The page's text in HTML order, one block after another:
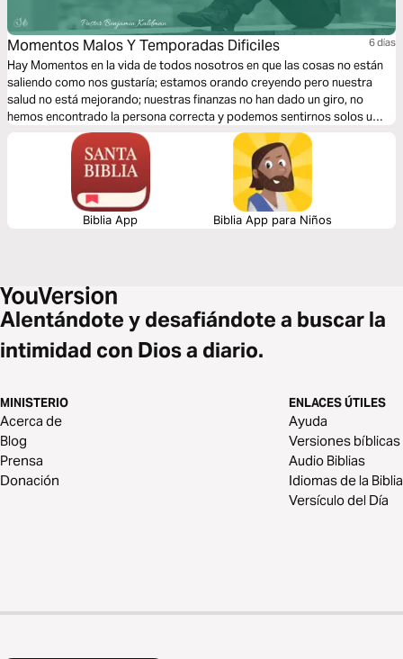
Momentos Malos Y Temporadas Dificiles 6 dias
Hay Momentos en la vida de todos nosotros en que las cosas no están
saliendo como nos gustaría; estamos orando creyendo pero nuestra
salud no está mejorando; nuestras finanzas no han dado un giro, no
hemos encontrado la persona correcta y podemos sentirnos solos u
olvidados como si nuestra situación nunca fuera cambiar. Con este plan
entenderás que hacer en los momentos malos y temporadas difíciles
para salir de ellos.
Biblia App Biblia App para Niños
Alentándote y desafiándote a buscar la
intimidad con Dios a diario.
MINISTERIO
Acerca de
Blog
Prensa
Donación
ENLACES ÚTILES
Ayuda
Versiones bíblicas
Audio Biblias
Idiomas de la Biblia
Versículo del Día